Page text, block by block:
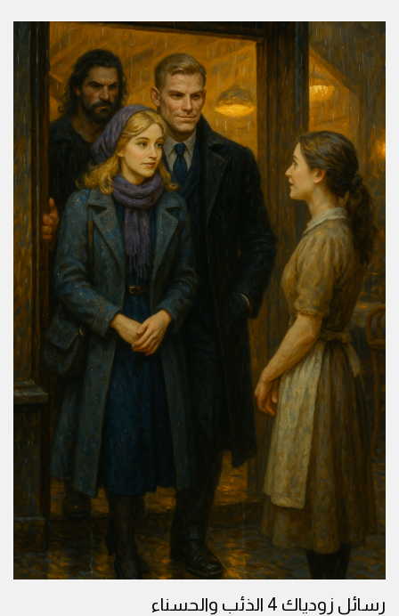
رسائل زودياك 4 الذئب والحسناء